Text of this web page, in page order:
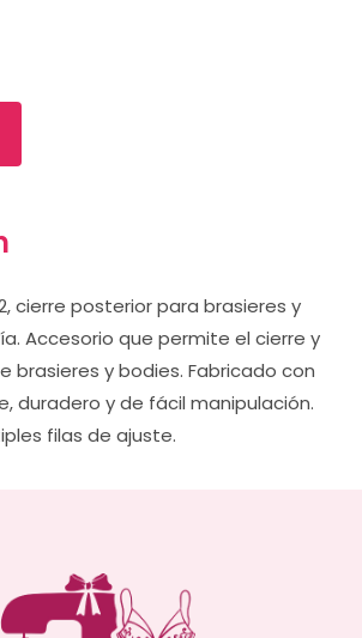
cierre posterior para brasieres y
Accesorio que permite el cierre y
brasieres y bodies. Fabricado con
duradero y de fácil manipulación.
filas de ajuste.